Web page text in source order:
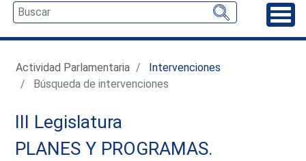
Actividad Parlamentaria
Intervenciones
Búsqueda de intervenciones
III Legislatura
PLANES Y PROGRAMAS.